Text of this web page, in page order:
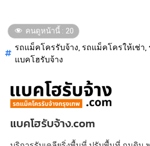
คนดูหน้านี้ : 20
รถแม็คโครรับจ้าง, รถแม็คโครให้เช่า,
แบคโฮรับจ้าง
แบคโฮรับจ้าง.com